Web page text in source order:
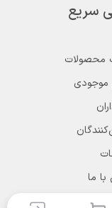
سریع
محصولات
موجودی
ما